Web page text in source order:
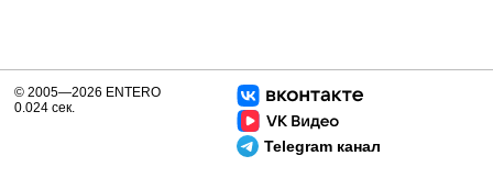
Telegram канал
© 2005—2026 ENTERO
0.024 сек.